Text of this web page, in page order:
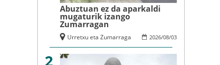
Abuztuan ez da aparkaldi
mugaturik izango
Zumarragan
2026/08/03
Urretxu eta Zumarraga